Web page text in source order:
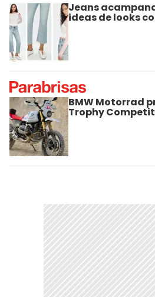
Jeans
ideas de looks
BMW Motorrad
Trophy